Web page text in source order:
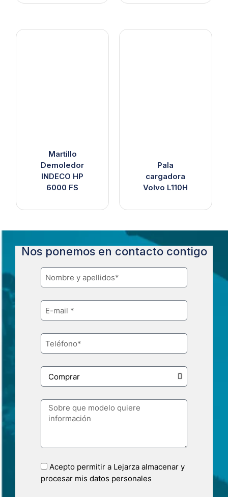
Martillo
Demoledor
INDECO HP
6000 FS
Pala
cargadora
Volvo L110H
Nos ponemos en contacto contigo
Acepto permitir a Lejarza almacenar y
procesar mis datos personales